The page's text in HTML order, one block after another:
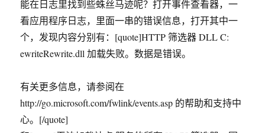
能在日志里找到些蛛丝马迹呢？打开事件查看器，一
看应用程序日志，里面一串的错误信息，打开其中一
个，发现内容分别有：[quote]HTTP 筛选器 DLL C:
ewriteRewrite.dll 加载失败。数据是错误。
有关更多信息，请参阅在
http://go.microsoft.com/fwlink/events.asp 的帮助和支持中
心。[/quote]